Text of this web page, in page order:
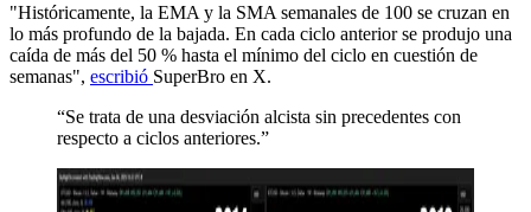
"Históricamente, la EMA y la SMA semanales de 100 se cruzan en
lo más profundo de la bajada. En cada ciclo anterior se produjo una
caída de más del 50 % hasta el mínimo del ciclo en cuestión de
semanas", escribió SuperBro en X.
“Se trata de una desviación alcista sin precedentes con
respecto a ciclos anteriores.”